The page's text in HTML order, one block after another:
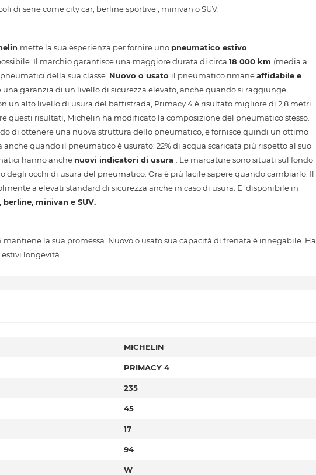
di serie come city car, berline sportive , minivan o SUV.
mette la sua esperienza per fornire uno pneumatico estivo
Il marchio garantisce una maggiore durata di circa 18 000 km (media a
della sua classe. Nuovo o usato il pneumatico rimaneaffidabile e
una garanzia di un livello di sicurezza elevato, anche quando si raggiunge
un alto livello di usura del battistrada, Primacy 4 è risultato migliore di 2,8 metri
questi risultati, Michelin ha modificato la composizione del pneumatico stesso.
di ottenere una nuova struttura dello pneumatico, e fornisce quindi un ottimo
quando il pneumatico è usurato: 22% di acqua scaricata più rispetto al suo
hanno anche nuovi indicatori di usura
. Le marcature sono situati sul fondo
occhi di usura del pneumatico. Ora è più facile sapere quando cambiarlo. Il
a elevati standard di sicurezza anche in caso di usura. E 'disponibile in
minivan e SUV.
la sua promessa. Nuovo o usato sua capacità di frenata è innegabile. Ha
longevità.
MICHELIN
PRIMACY 4
235
45
17
94
W